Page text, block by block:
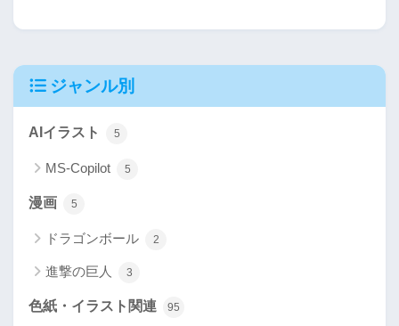
ジャンル別
AIイラスト 5
MS-Copilot 5
漫画 5
ドラゴンボール 2
進撃の巨人 3
色紙・イラスト関連 95